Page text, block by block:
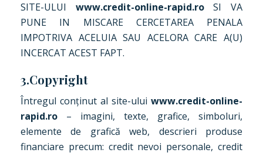
SITE-ULUI www.credit-online-rapid.roSI VA
PUNE IN MISCARE CERCETAREA PENALA
IMPOTRIVA ACELUIA SAU ACELORA CARE A(U)
INCERCAT ACEST FAPT.
3.Copyright
Întregul conținut al site-ului www.credit-online-
rapid.ro – imagini, texte, grafice, simboluri,
elemente de grafică web, descrieri produse
financiare precum: credit nevoi personale, credit